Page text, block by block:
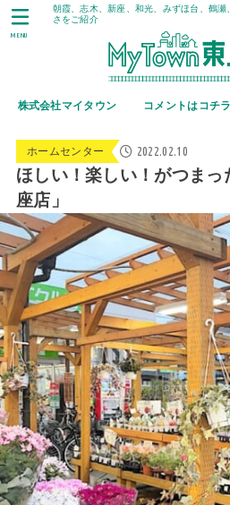
朝霞、志木、新座、和光、みずほ台、鶴瀬
さをご紹介
株式会社マイタウン コメントはコチラ
MENU
ホームセンター 2022.02.10
ほしい！楽しい！がつまっ
座店」